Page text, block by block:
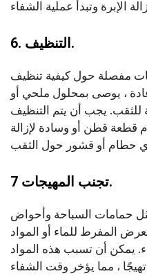
6. التنظيف.
مفصلة حول كيفية تنظيف
، يوصى بمحلول ملحي أو
يجب أن يتم التنظيف
قطعة قطن أو وسادة لإزالة
7 تجنب المهيجات.
حمامات السباحة وأحواض
المفرط للماء أو المواد
يمكن أن تسبب هذه المواد